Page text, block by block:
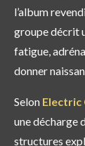
l’album
groupe décrit
fatigue,
donner
Selon Electric
une décharge
structures